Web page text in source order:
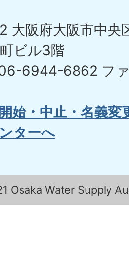
大阪府大阪市中央
ビル3階
6944-6862 フ
始・中止・名義変
ターへ
Osaka Water Supply